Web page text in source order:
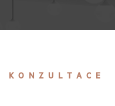
KONZULTACE